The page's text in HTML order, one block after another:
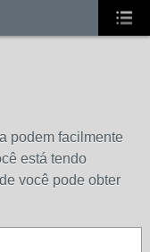
podem facilmente
está tendo
você pode obter